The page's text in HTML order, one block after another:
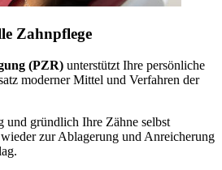
Zahnpflege
(PZR) unterstützt Ihre persönliche
moderner Mittel und Verfahren der
und gründlich Ihre Zähne selbst
zur Ablagerung und Anreicherung